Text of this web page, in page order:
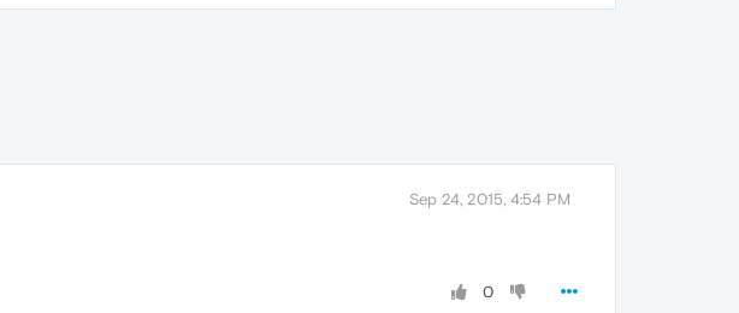
Sep 24, 2015, 4:54 PM
0